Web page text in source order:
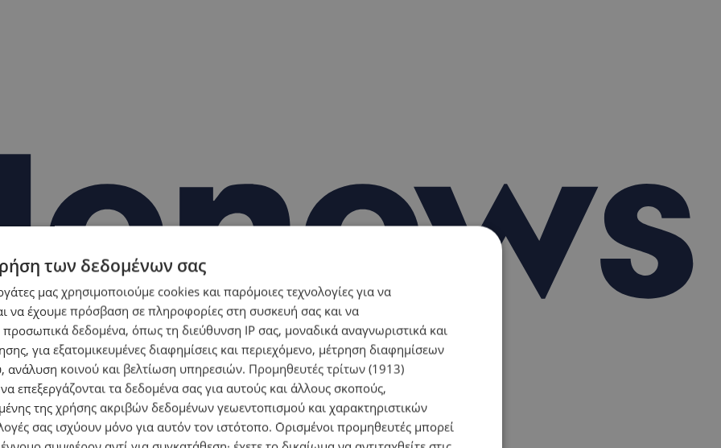
των δεδομένων σας
μας χρησιμοποιούμε cookies και παρόμοιες τεχνολογίες για να
να έχουμε πρόσβαση σε πληροφορίες στη συσκευή σας και να
προσωπικά δεδομένα, όπως τη διεύθυνση IP σας, μοναδικά αναγνωριστικά και
για εξατομικευμένες διαφημίσεις και περιεχόμενο, μέτρηση διαφημίσεων
ανάλυση κοινού και βελτίωση υπηρεσιών. Προμηθευτές τρίτων (1913)
να επεξεργάζονται τα δεδομένα σας για αυτούς και άλλους σκοπούς,
της χρήσης ακριβών δεδομένων γεωεντοπισμού και χαρακτηριστικών
σας ισχύουν μόνο για αυτόν τον ιστότοπο. Ορισμένοι προμηθευτές μπορεί